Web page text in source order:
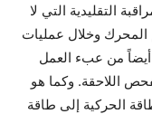
التقليدية التي لا
المحرك وخلال عمليات
أيضاً من عبء العمل
اللاحقة. وكما هو
الحركية إلى طاقة